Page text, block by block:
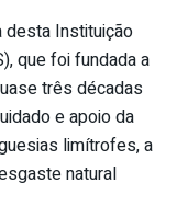
desta Instituição
que foi fundada a
três décadas
e apoio da
limítrofes, a
natural